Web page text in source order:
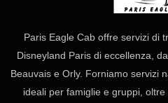
Paris Eagle Cab offre servizi di
Disneyland Paris di eccellenza,
Beauvais e Orly. Forniamo servizi
ideali per famiglie e gruppi,